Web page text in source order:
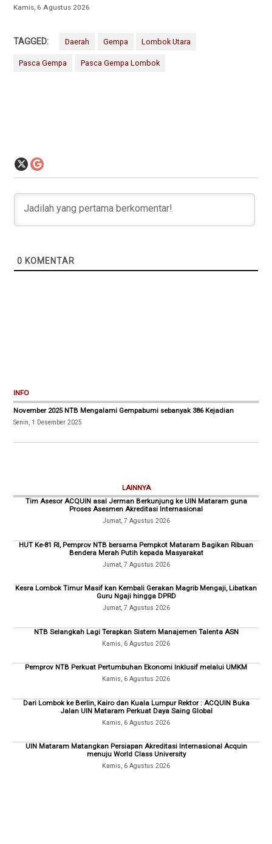
Kamis, 6 Agustus 2026
TAGGED: Daerah Gempa Lombok Utara
Pasca Gempa Pasca Gempa Lombok
0 KOMENTAR
INFO
November 2025 NTB Mengalami Gempabumi sebanyak 386 Kejadian
Senin, 1 Desember 2025
LAINNYA
Tim Asesor ACQUIN asal Jerman Berkunjung ke UIN Mataram guna
Proses Asesmen Akreditasi Internasional
Jumat, 7 Agustus 2026
HUT Ke-81 RI, Pemprov NTB bersama Pempkot Mataram Bagikan Ribuan
Bendera Merah Putih kepada Masyarakat
Jumat, 7 Agustus 2026
Kesra Lombok Timur Masif kan Kembali Gerakan Magrib Mengaji, Libatkan
Guru Ngaji hingga DPRD
Jumat, 7 Agustus 2026
NTB Selangkah Lagi Terapkan Sistem Manajemen Talenta ASN
Kamis, 6 Agustus 2026
Pemprov NTB Perkuat Pertumbuhan Ekonomi Inklusif melalui UMKM
Kamis, 6 Agustus 2026
Dari Lombok ke Berlin, Kairo dan Kuala Lumpur Rektor : ACQUIN Buka
Jalan UIN Mataram Perkuat Daya Saing Global
Kamis, 6 Agustus 2026
UIN Mataram Matangkan Persiapan Akreditasi Internasional Acquin
menuju World Class University
Kamis, 6 Agustus 2026